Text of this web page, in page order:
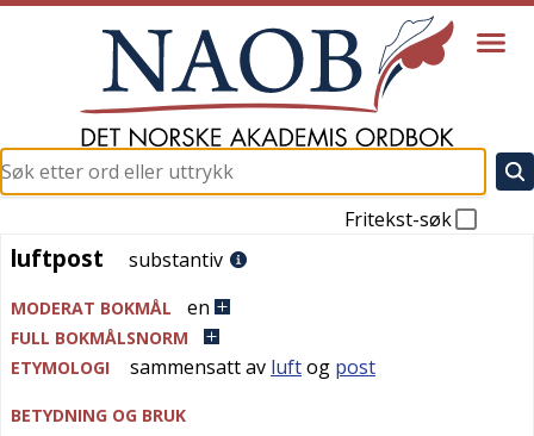
Fritekst-søk
luftpost
luftpost substantiv
MODERAT BOKMÅL en
FULL BOKMÅLSNORM
ETYMOLOGI
sammensatt av luftog post
BETYDNING OG BRUK